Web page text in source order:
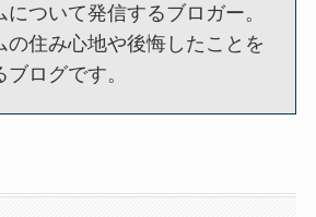
ついて発信するブロガー。
の住み心地や後悔したことを
ログです。